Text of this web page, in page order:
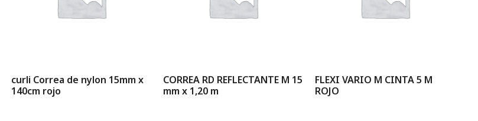
curli Correa de nylon 15mm x
140cm rojo
CORREA RD REFLECTANTE M 15
mm x 1,20 m
FLEXI VARIO M CINTA 5 M
ROJO